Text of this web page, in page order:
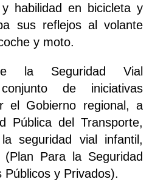
habilidad en bicicleta y
sus reflejos al volante
y moto.
la Seguridad Vial
de iniciativas
el Gobierno regional, a
Pública del Transporte,
seguridad vial infantil,
Para la Seguridad
Públicos y Privados).